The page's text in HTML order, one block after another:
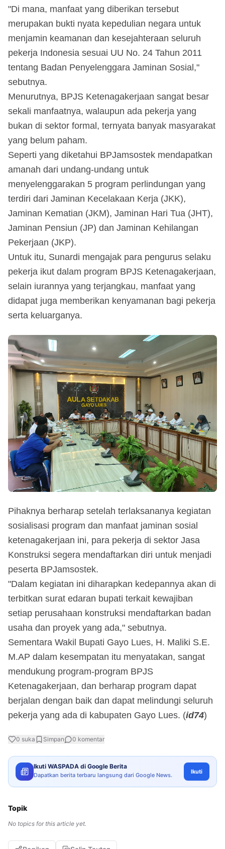
"Di mana, manfaat yang diberikan tersebut
merupakan bukti nyata kepedulian negara untuk
menjamin keamanan dan kesejahteraan seluruh
pekerja Indonesia sesuai UU No. 24 Tahun 2011
tentang Badan Penyelenggara Jaminan Sosial,"
sebutnya.
Menurutnya, BPJS Ketenagakerjaan sangat besar
sekali manfaatnya, walaupun ada pekerja yang
bukan di sektor formal, ternyata banyak masyarakat
yang belum paham.
Seperti yang diketahui BPJamsostek mendapatkan
amanah dari undang-undang untuk
menyelenggarakan 5 program perlindungan yang
terdiri dari Jaminan Kecelakaan Kerja (JKK),
Jaminan Kematian (JKM), Jaminan Hari Tua (JHT),
Jaminan Pensiun (JP) dan Jaminan Kehilangan
Pekerjaan (JKP).
Untuk itu, Sunardi mengajak para pengurus selaku
pekerja ikut dalam program BPJS Ketenagakerjaan,
selain iurannya yang terjangkau, manfaat yang
didapat juga memberikan kenyamanan bagi pekerja
serta keluarganya.
Pihaknya berharap setelah terlaksananya kegiatan
sosialisasi program dan manfaat jaminan sosial
ketenagakerjaan ini, para pekerja di sektor Jasa
Konstruksi segera mendaftarkan diri untuk menjadi
peserta BPJamsostek.
"Dalam kegiatan ini diharapkan kedepannya akan di
terbitkan surat edaran bupati terkait kewajiban
setiap perusahaan konstruksi mendaftarkan badan
usaha dan proyek yang ada," sebutnya.
Sementara Wakil Bupati Gayo Lues, H. Maliki S.E.
M.AP dalam kesempatan itu menyatakan, sangat
mendukung program-program BPJS
Ketenagakerjaan, dan berharap program dapat
berjalan dengan baik dan dapat melindungi seluruh
pekerja yang ada di kabupaten Gayo Lues. (id74)
0 suka Simpan 0 komentar
Ikuti WASPADA di Google Berita
Dapatkan berita terbaru langsung dari Google News. Ikuti
Topik
No topics for this article yet.